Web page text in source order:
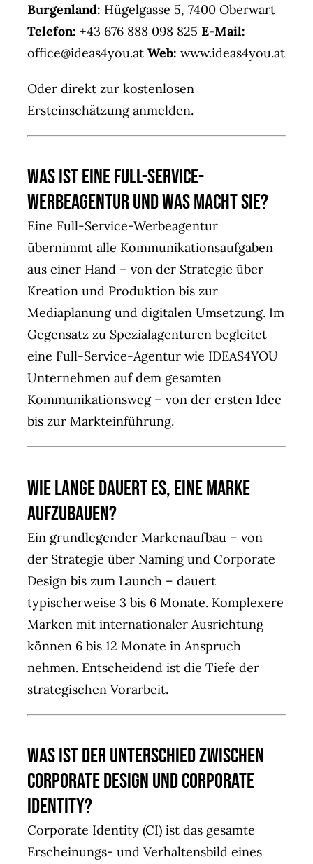
Burgenland: Hügelgasse 5, 7400 Oberwart
Telefon: +43 676 888 098 825 E-Mail:
office@ideas4you.at Web: www.ideas4you.at
Oder direkt zur kostenlosen
Ersteinschätzunganmelden.
Was ist eine Full-Service-
Werbeagentur und was macht sie?
Eine Full-Service-Werbeagentur
übernimmt alle Kommunikationsaufgaben
aus einer Hand – von der Strategie über
Kreation und Produktion bis zur
Mediaplanung und digitalen Umsetzung. Im
Gegensatz zu Spezialagenturen begleitet
eine Full-Service-Agentur wie IDEAS4YOU
Unternehmen auf dem gesamten
Kommunikationsweg – von der ersten Idee
bis zur Markteinführung.
Wie lange dauert es, eine Marke
aufzubauen?
Ein grundlegender Markenaufbau – von
der Strategie über Naming und Corporate
Design bis zum Launch – dauert
typischerweise 3 bis 6 Monate. Komplexere
Marken mit internationaler Ausrichtung
können 6 bis 12 Monate in Anspruch
nehmen. Entscheidend ist die Tiefe der
strategischen Vorarbeit.
Was ist der Unterschied zwischen
Corporate Design und Corporate
Identity?
Corporate Identity (CI) ist das gesamte
Erscheinungs- und Verhaltensbild eines